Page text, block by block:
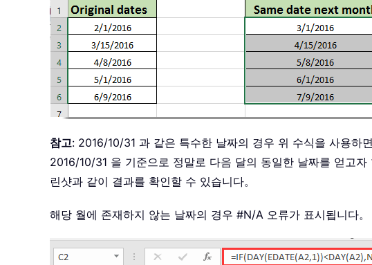
참고: 2016/10/31 과 같은 특수한 날짜의 경우 위 수식을 사용하
2016/10/31 을 기준으로 정말로 다음 달의 동일한 날짜를 얻고자
린샷과 같이 결과를 확인할 수 있습니다。
해당 월에 존재하지 않는 날짜의 경우 #N/A 오류가 표시됩니다。